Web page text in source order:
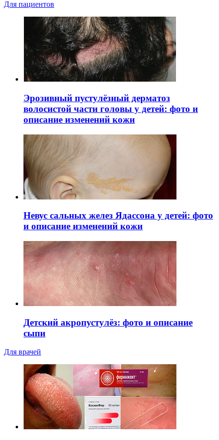
Для пациентов
Эрозивный пустулёзный дерматоз
волосистой части головы у детей: фото и
описание изменений кожи
Невус сальных желез Ядассона у детей: фото
и описание изменений кожи
Детский акропустулёз: фото и описание
сыпи
Для врачей